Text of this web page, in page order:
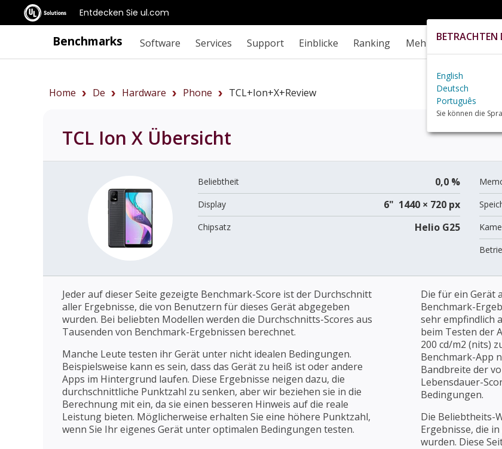
Entdecken Sie ul.com
Benchmarks Software Services Support Einblicke Ranking Mehr
Home De Hardware Phone TCL+Ion+X+review
TCL Ion X Übersicht
Beliebtheit 0,0 %
Display 6" 1440 × 720 px
Chipsatz Helio G25
Jeder auf dieser Seite gezeigte Benchmark-Score ist der Durchschnitt
aller Ergebnisse, die von Benutzern für dieses Gerät abgegeben
wurden. Bei beliebten Modellen werden die Durchschnitts-Scores aus
Tausenden von Benchmark-Ergebnissen berechnet.
Manche Leute testen ihr Gerät unter nicht idealen Bedingungen.
Beispielsweise kann es sein, dass das Gerät zu heiß ist oder andere
Apps im Hintergrund laufen. Diese Ergebnisse neigen dazu, die
durchschnittliche Punktzahl zu senken, aber wir beziehen sie in die
Berechnung mit ein, da sie einen besseren Hinweis auf die reale
Leistung bieten. Möglicherweise erhalten Sie eine höhere Punktzahl,
wenn Sie Ihr eigenes Gerät unter optimalen Bedingungen testen.
Die für ein Gerät
Benchmark-
sehr empfindlich
beim Testen der
200 cd/m2 (nits)
Benchmark-App
Bandbreite der
Lebensdauer-
Bedingungen.
Die Beliebtheits-
Ergebnisse, die
wurden. Diese
BETRACHTEN
English
Deutsch
Português
Sie können die